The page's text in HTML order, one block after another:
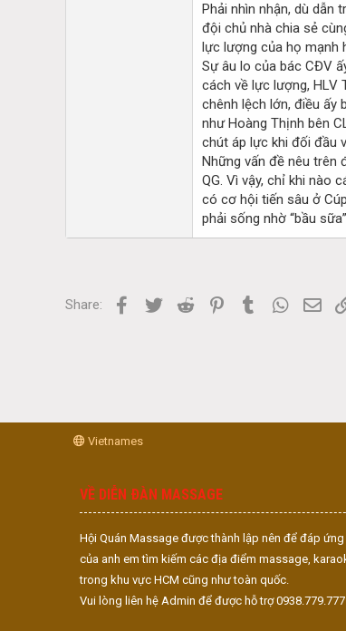
Phải nhìn nhận, dù dẫn
đội chủ nhà chia sẻ
lực lượng của họ mạnh
Sự âu lo của bác CĐV
cách về lực lượng, HLV
chênh lệch lớn, điều ấy
như Hoàng Thịnh bên
chút áp lực khi đối đầu
Những vấn đề nêu trên
QG. Vì vậy, chỉ khi nào
có cơ hội tiến sâu ở
phải sống nhờ “bầu
Share: Facebook
Twitter Reddit PinterestTumblr
Vietnames
VỀ DIỄN ĐÀN MASSAGE
Hội Quán Massage được thành lập nên để đáp ứng
của anh em tìm kiếm các địa điểm massage,
trong khu vực HCM cũng như toàn quốc.
Vui lòng liên hệ Admin để được hỗ trợ 0938.779.777